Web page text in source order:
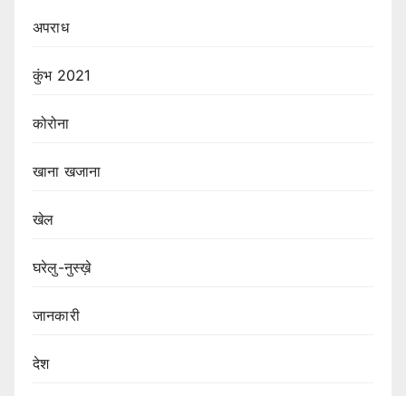
अपराध
कुंभ 2021
कोरोना
खाना खजाना
खेल
घरेलु-नुस्ख़े
जानकारी
देश